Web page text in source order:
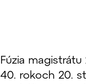
Fúzia
40. rokoch 20.